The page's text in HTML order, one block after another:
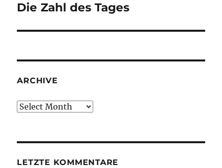
Next
Die Zahl des Tages
ARCHIVE
Archive
LETZTE KOMMENTARE